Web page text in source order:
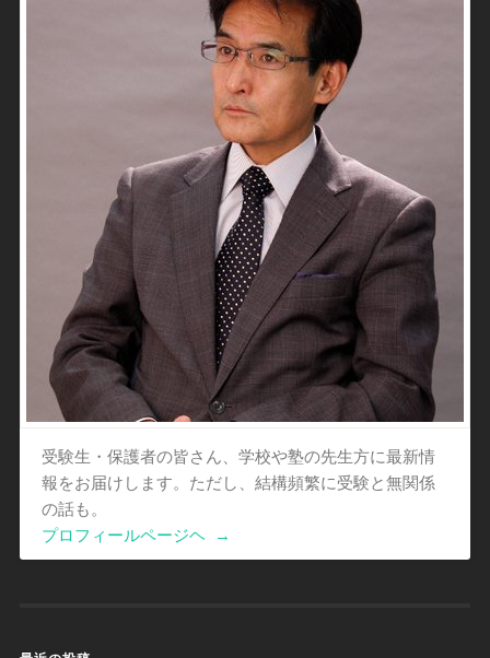
受験生・保護者の皆さん、学校や塾の先生方に最新情
報をお届けします。ただし、結構頻繁に受験と無関係
の話も。
プロフィールページヘ
→